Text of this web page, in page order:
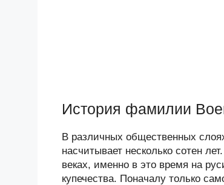
История фамилии
В различных общественных
насчитывает несколько сотен
веках, именно в это время на
купечества. Поначалу только